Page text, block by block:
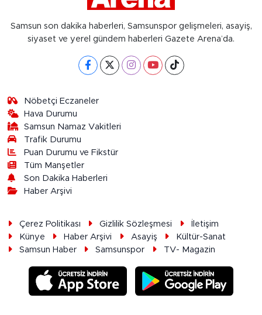
Samsun son dakika haberleri, Samsunspor gelişmeleri, asayiş,
siyaset ve yerel gündem haberleri Gazete Arena’da.
Nöbetçi Eczaneler
Hava Durumu
Samsun Namaz Vakitleri
Trafik Durumu
Puan Durumu ve Fikstür
Tüm Manşetler
Son Dakika Haberleri
Haber Arşivi
Çerez Politikası Gizlilik Sözleşmesi
İletişim
Künye
Haber Arşivi Asayiş
Kültür-Sanat
Samsun Haber
Samsunspor TV- Magazin